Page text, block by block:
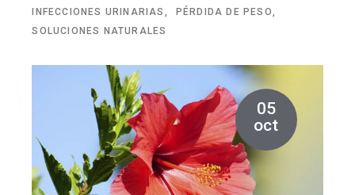
INFECCIONES URINARIAS
PÉRDIDA DE PESO
SOLUCIONES NATURALES
05
oct